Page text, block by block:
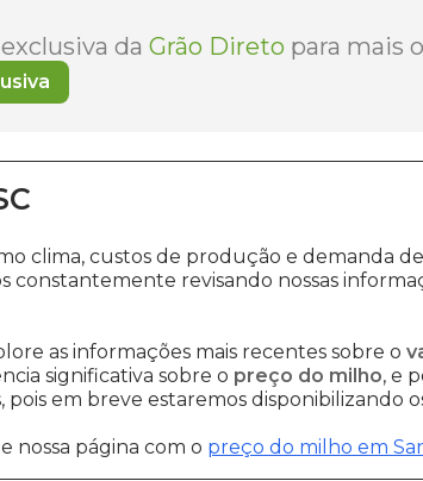
da Grão Direto para mais
clima, custos de produção e demanda
constantemente revisando nossas
as informações mais recentes sobre o
significativa sobre o preço do milho, e
em breve estaremos disponibilizando
nossa página com o preço do milho em